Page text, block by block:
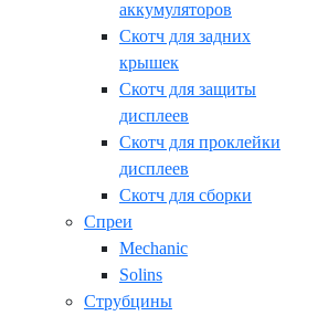
аккумуляторов
Скотч для задних
крышек
Скотч для защиты
дисплеев
Скотч для проклейки
дисплеев
Скотч для сборки
Спреи
Mechanic
Solins
Струбцины